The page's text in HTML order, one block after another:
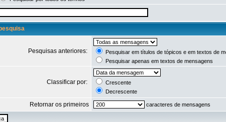
Pesquisas anteriores:
Pesquisar em títulos de tópicos e em textos de
Pesquisar apenas em textos de mensagens
Classificar por:
Crescente
Decrescente
Retornar os primeiros caracteres de mensagens